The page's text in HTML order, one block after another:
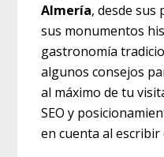
Almería, desde sus
sus monumentos
gastronomía
algunos consejos
al máximo de tu
SEO y
en cuenta al